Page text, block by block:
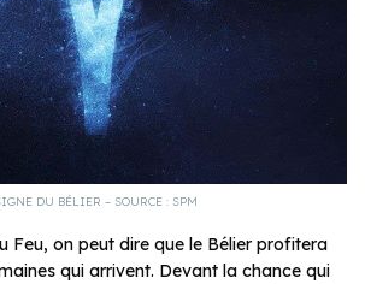
DU BÉLIER – SOURCE : SPM
Feu, on peut dire que le Bélier profitera
qui arrivent. Devant la chance qui